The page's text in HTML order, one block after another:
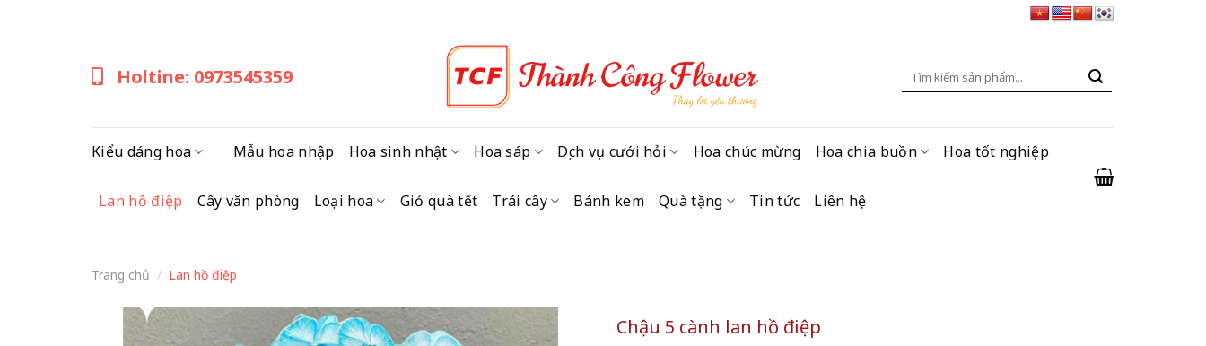
Holtine: 0973545359
Tìm
Kiểu dáng hoa Mẫu hoa nhập Hoa sinh nhật Hoa sáp Dịch vụ cưới hỏi Hoa chúc mừng Hoa chia buồn Hoa tốt nghiệp
Lan hồ điệp Cây văn phòng Loại hoa Giỏ quà tết Trái cây Bánh kem Quà tặng Tin tức Liên hệ
Trang chủ / Lan hồ điệp
Chậu 5 cành lan hồ điệp